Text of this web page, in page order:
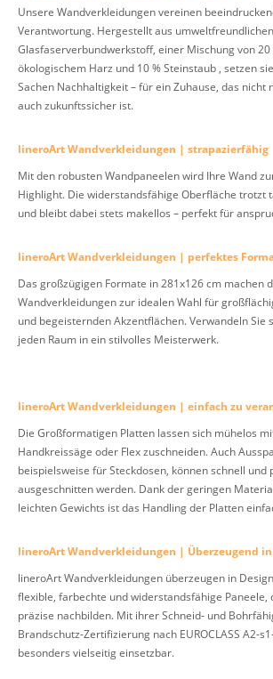
Unsere Wandverkleidungen vereinen
Verantwortung. Hergestellt aus umweltfreundlichen
Glasfaserverbundwerkstoff, einer Mischung von 20
ökologischem Harz und 10 % Steinstaub , setzen
Sachen Nachhaltigkeit – für ein Zuhause, das nicht
auch zukunftssicher ist.
lineroArt Wandverkleidungen | strapazierfähig
Mit den robusten Wandpaneelen wird Ihre Wand
Highlight. Die widerstandsfähige Oberfläche trotzt
und bleibt dabei stets makellos – perfekt für
lineroArt Wandverkleidungen | perfektes
Das großzügigen Formate in 281x126 cm machen
Wandverkleidungen zur idealen Wahl für
und begeisternden Akzentflächen. Verwandeln Sie
jeden Raum in ein stilvolles Meisterwerk.
lineroArt Wandverkleidungen | einfach zu
Die Großformatigen Platten lassen sich mühelos
Handkreissäge oder Flex zuschneiden. Auch
beispielsweise für Steckdosen, können schnell und
ausgeschnitten werden. Dank der geringen
leichten Gewichts ist das Handling der Platten
lineroArt Wandverkleidungen | Überzeugend
lineroArt Wandverkleidungen überzeugen in
flexible, farbechte und widerstandsfähige
präzise nachbilden. Mit ihrer Schneid- und
Brandschutz-Zertifizierung nach EUROCLASS A2-
besonders vielseitig einsetzbar.